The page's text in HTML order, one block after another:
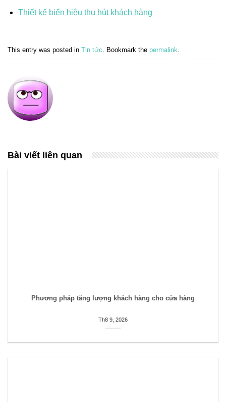
Thiết kế biển hiệu thu hút khách hàng
This entry was posted in Tin tức . Bookmark the permalink
Bài viết liên quan
Phương pháp tăng lượng khách hàng cho cửa hàng
Th8 9, 2026